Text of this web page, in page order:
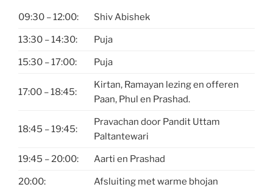
09:30 – 12:00: Shiv Abishek
13:30 – 14:30: Puja
15:30 – 17:00: Puja
17:00 – 18:45:
Kirtan, Ramayan lezing en offeren
Paan, Phul en Prashad.
18:45 – 19:45:
Pravachan door Pandit Uttam
Paltantewari
19:45 – 20:00: Aarti en Prashad
20:00: Afsluiting met warme bhojan